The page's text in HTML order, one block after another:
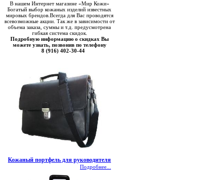
В нашем Интернет магазине «Мир Кожи»
Богатый выбор кожаных изделий известных
мировых брендов.Всегда для Вас проводятся
всевозможные акции. Так же в зависимости от
объема заказа, суммы и т.д. предусмотрена
гибкая система скидок.
Подробную информацию о скидках Вы
можете узнать, позвонив по телефону
8 (916) 402-30-44
Кожаный портфель для руководителя
Подробнее...